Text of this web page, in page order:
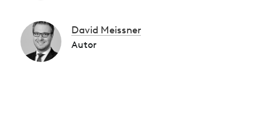
David Meissner
Autor